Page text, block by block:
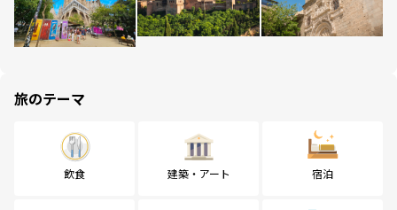
旅のテーマ
飲食 建築・アート 宿泊